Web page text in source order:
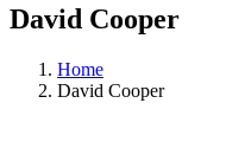
David Cooper
Home
David Cooper